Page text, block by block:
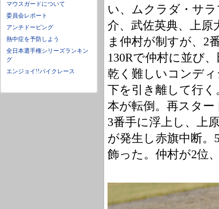
マウスガードについて
委員会レポート
アンチドーピング
熱中症を予防しよう
全日本選手権シリーズランキン
グ
エンジョイ!!バイクレース
い、ムクラダ・サ
介、武佐英典、上
ま仲村が制すが、2
130Rで仲村に並び
乾く難しいコンデ
下を引き離して行
本が転倒。再スタ
3番手に浮上し、上
が発生し赤旗中断。
飾った。仲村が2位